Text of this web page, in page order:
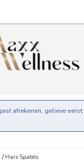
afrekenen, gelieve eerst
/ Hars Spatels